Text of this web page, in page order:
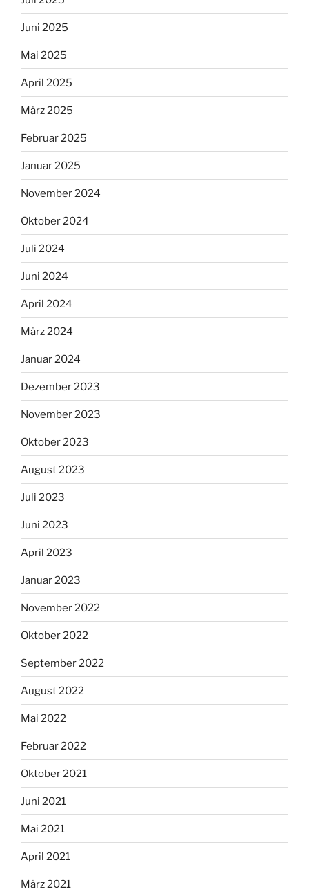
Juni 2025
Mai 2025
April 2025
März 2025
Februar 2025
Januar 2025
November 2024
Oktober 2024
Juli 2024
Juni 2024
April 2024
März 2024
Januar 2024
Dezember 2023
November 2023
Oktober 2023
August 2023
Juli 2023
Juni 2023
April 2023
Januar 2023
November 2022
Oktober 2022
September 2022
August 2022
Mai 2022
Februar 2022
Oktober 2021
Juni 2021
Mai 2021
April 2021
März 2021